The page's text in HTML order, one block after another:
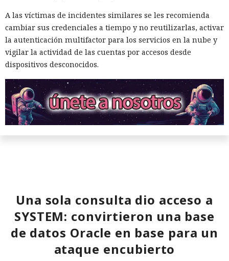
A las víctimas de incidentes similares se les recomienda
cambiar sus credenciales a tiempo y no reutilizarlas, activar
la autenticación multifactor para los servicios en la nube y
vigilar la actividad de las cuentas por accesos desde
dispositivos desconocidos.
Una sola consulta dio acceso a
SYSTEM: convirtieron una base
de datos Oracle en base para un
ataque encubierto